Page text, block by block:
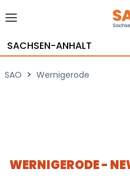
SACHSEN-ANHALT
SAO > Wernigerode
WERNIGERODE -